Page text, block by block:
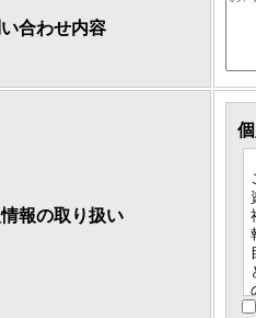
合わせ内容
報の取り扱い